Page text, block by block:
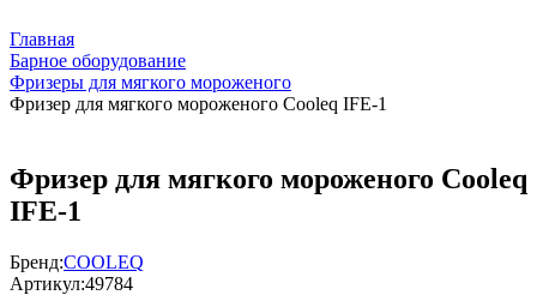
Главная
Барное оборудование
Фризеры для мягкого мороженого
Фризер для мягкого мороженого Cooleq IFE-1
Фризер для мягкого мороженого Cooleq
IFE-1
Бренд:COOLEQ
Артикул:49784